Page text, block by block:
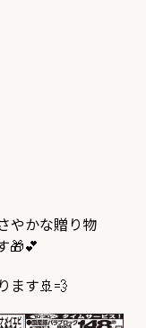
やかな贈り物
🎁💕
ます🚢💨